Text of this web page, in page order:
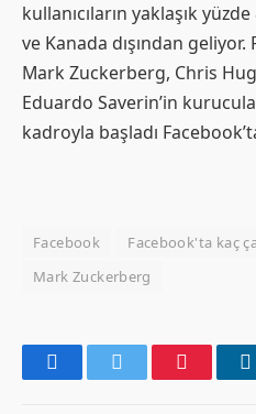
kullanıcıların yaklaşık
ve Kanada dışından geliyor.
Mark Zuckerberg, Chris
Eduardo Saverin’in
kadroyla başladı
Facebook
Facebook'ta kaç
Mark Zuckerberg
FacebookTwitter Pinterest